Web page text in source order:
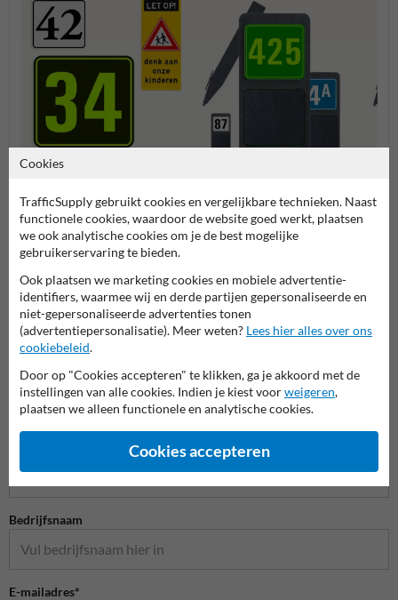
Huisnummerpalen en bordjes
Bedrijfsnaam
E-mailadres*
Cookies
TrafficSupply gebruikt cookies en vergelijkbare technieken. Naast
functionele cookies, waardoor de website goed werkt, plaatsen
we ook analytische cookies om je de best mogelijke
gebruikerservaring te bieden.
Ook plaatsen we marketing cookies en mobiele advertentie-
identifiers, waarmee wij en derde partijen gepersonaliseerde en
niet-gepersonaliseerde advertenties tonen
(advertentiepersonalisatie). Meer weten? Lees hier alles over ons
cookiebeleid.
Door op "Cookies accepteren" te klikken, ga je akkoord met de
instellingen van alle cookies. Indien je kiest voorweigeren,
plaatsen we alleen functionele en analytische cookies.
Cookies accepteren